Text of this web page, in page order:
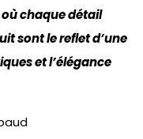
où chaque détail
sont le reflet d’une
et l’élégance